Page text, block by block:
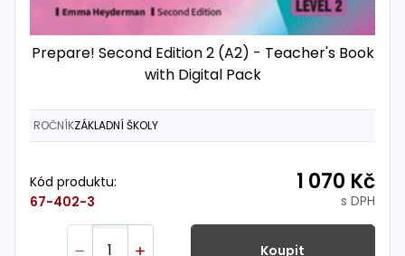
Prepare! Second Edition 2 (A2) - Teacher's Book
with Digital Pack
ROČNÍKZÁKLADNÍ ŠKOLY
Kód produktu:
67-402-3
1 070 Kč
s DPH
Koupit